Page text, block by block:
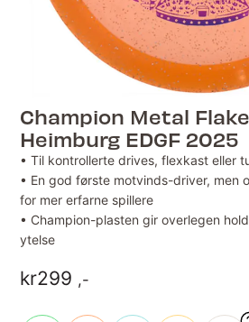
Champion Metal
Heimburg EDGF 2025
• Til kontrollerte drives, flexkast eller
• En god første motvinds-driver, men
for mer erfarne spillere
• Champion-plasten gir overlegen
ytelse
kr299 ,-